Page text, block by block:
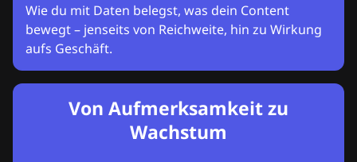
Wie du mit Daten belegst, was dein Content
bewegt – jenseits von Reichweite, hin zu Wirkung
aufs Geschäft.
Von Aufmerksamkeit zu
Wachstum